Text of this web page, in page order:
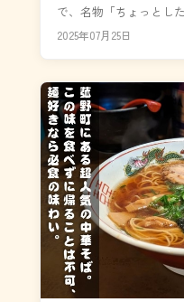
で、名物「ちょっとし
どん、定食などボリュ
2025年07月25日